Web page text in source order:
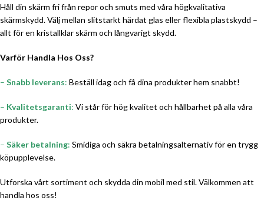
Håll din skärm fri från repor och smuts med våra högkvalitativa
skärmskydd. Välj mellan slitstarkt härdat glas eller flexibla plastskydd –
allt för en kristallklar skärm och långvarigt skydd.
Varför Handla Hos Oss?
– Snabb leverans: Beställ idag och få dina produkter hem snabbt!
– Kvalitetsgaranti: Vi står för hög kvalitet och hållbarhet på alla våra
produkter.
– Säker betalning: Smidiga och säkra betalningsalternativ för en trygg
köpupplevelse.
Utforska vårt sortiment och skydda din mobil med stil. Välkommen att
handla hos oss!